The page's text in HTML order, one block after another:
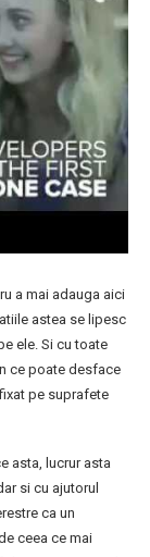
a mai adauga aici
astea se lipesc
ele. Si cu toate
ce poate desface
pe suprafete
asta, lucrur asta
si cu ajutorul
ca un
ceea ce mai